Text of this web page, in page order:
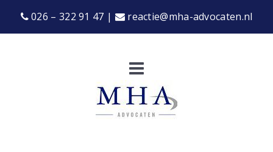
026 – 322 91 47 | reactie@mha-advocaten.nl